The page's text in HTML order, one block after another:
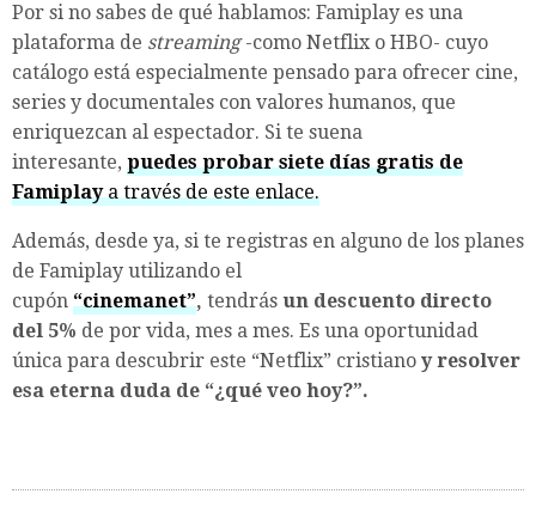
Por si no sabes de qué hablamos: Famiplay es una
plataforma de streaming-como Netflix o HBO- cuyo
catálogo está especialmente pensado para ofrecer cine,
series y documentales con valores humanos, que
enriquezcan al espectador. Si te suena
interesante, puedes probar siete días gratis de
Famiplaya través de este enlace.
Además, desde ya, si te registras en alguno de los planes
de Famiplay utilizando el
cupón “cinemanet”, tendrás un descuento directo
del 5% de por vida, mes a mes. Es una oportunidad
única para descubrir este “Netflix” cristiano y resolver
esa eterna duda de “¿qué veo hoy?”.